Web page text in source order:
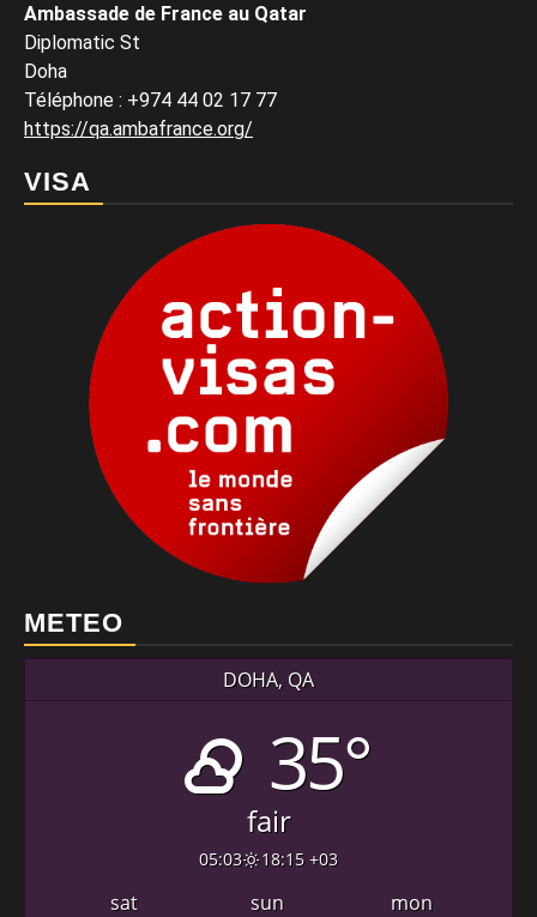
Ambassade de France au Qatar
Diplomatic St
Doha
Téléphone : +974 44 02 17 77
https://qa.ambafrance.org/
VISA
METEO
DOHA, QA
35°
fair
05:03 18:15 +03
sat sun mon